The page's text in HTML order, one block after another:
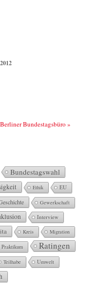
Bundestagsbüro »
Bundestagswahl
Ethik EU
Gewerkschaft
Interview
Kreis Migration
Praktikum Ratingen
Teilhabe Umwelt